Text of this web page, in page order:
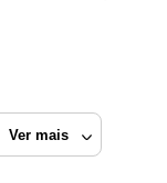
Ver mais